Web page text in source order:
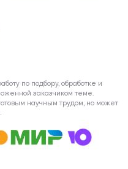
по подбору, обработке и
заказчиком теме.
научным трудом, но может